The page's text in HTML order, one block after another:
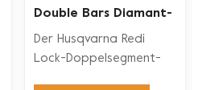
Double Bars Diamant-
Schleifschuh für
Betonboden
Der Husqvarna Redi
Lock-Doppelsegment-